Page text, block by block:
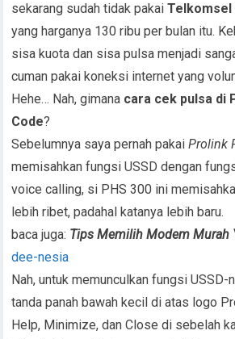
sekarang sudah tidak pakaiTelkomsel
yang harganya 130 ribu per bulan itu.
sisa kuota dan sisa pulsa menjadi
cuman pakai koneksi internet yang
Hehe… Nah, gimana cara cek pulsa di
Code?
Sebelumnya saya pernah pakaiProlink
memisahkan fungsi USSD dengan
voice calling, si PHS 300 ini
lebih ribet, padahal katanya lebih baru.
baca juga: Tips Memilih Modem Murah
dee-nesia
Nah, untuk memunculkan fungsi USSD-
tanda panah bawah kecil di atas logo
Help, Minimize, dan Close di sebelah